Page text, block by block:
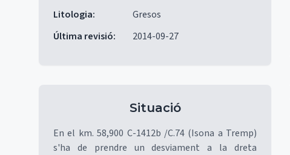
Litologia:
Gresos
Última revisió: 2014-09-27
Situació
En el km. 58,900 C-1412b /C.74 (Isona a Tremp)
s'ha de prendre un desviament a la dreta